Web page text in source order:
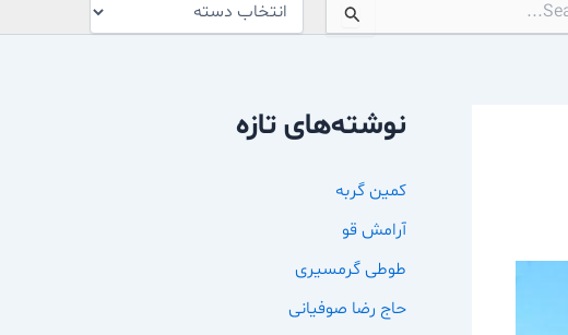
نوشته‌های تازه
کمین گربه
آرامش قو
طوطی گرمسیری
حاج رضا صوفیانی